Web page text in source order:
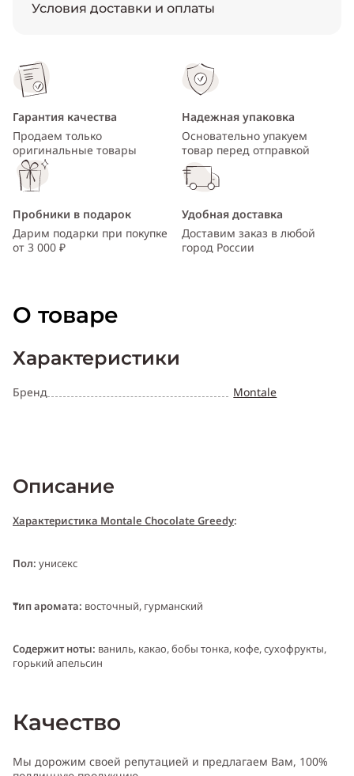
Условия доставки и оплаты
Гарантия качества
Продаем только
оригинальные товары
Надежная упаковка
Основательно упакуем
товар перед отправкой
Пробники в подарок
Дарим подарки при покупке
от 3 000 ₽
Удобная доставка
Доставим заказ в любой
город России
О товаре
Характеристики
Бренд Montale
Описание
Характеристика Montale Chocolate Greedy:
Пол: унисекс
Тип аромата: восточный, гурманский
Cодержит ноты: ваниль, какао, бобы тонка, кофе, сухофрукты,
горький апельсин
Качество
Мы дорожим своей репутацией и предлагаем Вам, 100%